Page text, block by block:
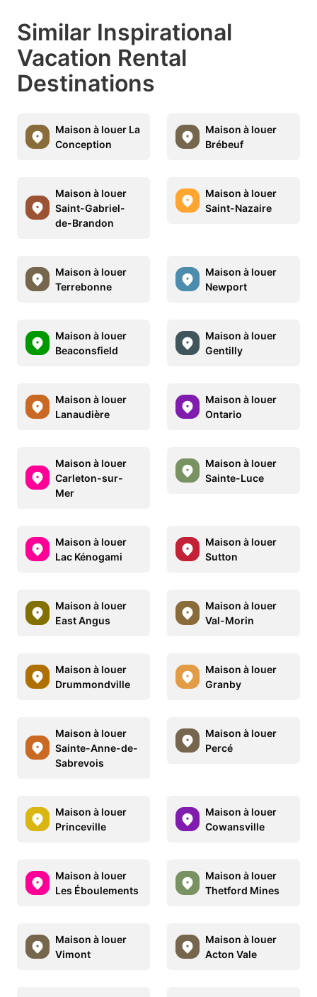
Similar Inspirational
Vacation Rental
Destinations
Maison à louer La
Conception
Maison à louer
Brébeuf
Maison à louer
Saint-Gabriel-
de-Brandon
Maison à louer
Saint-Nazaire
Maison à louer
Terrebonne
Maison à louer
Newport
Maison à louer
Beaconsfield
Maison à louer
Gentilly
Maison à louer
Lanaudière
Maison à louer
Ontario
Maison à louer
Carleton-sur-
Mer
Maison à louer
Sainte-Luce
Maison à louer
Lac Kénogami
Maison à louer
Sutton
Maison à louer
East Angus
Maison à louer
Val-Morin
Maison à louer
Drummondville
Maison à louer
Granby
Maison à louer
Sainte-Anne-de-
Sabrevois
Maison à louer
Percé
Maison à louer
Princeville
Maison à louer
Cowansville
Maison à louer
Les Éboulements
Maison à louer
Thetford Mines
Maison à louer
Vimont
Maison à louer
Acton Vale